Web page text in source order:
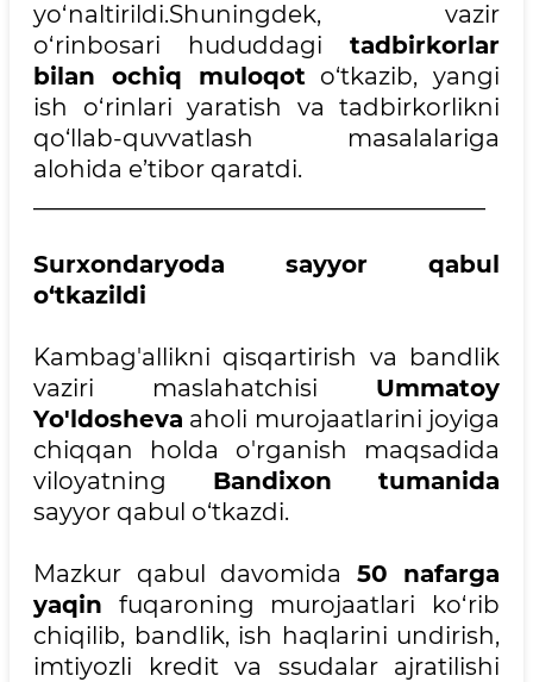
yo‘naltirildi.Shuningdek, vazir
o‘rinbosari hududdagi tadbirkorlar
bilan ochiq muloqoto‘tkazib, yangi
ish o‘rinlari yaratish va tadbirkorlikni
qo‘llab-quvvatlash masalalariga
alohida e’tibor qaratdi.
Surxondaryoda sayyor qabul
o‘tkazildi
Kambag'allikni qisqartirish va bandlik
vaziri maslahatchisi Ummatoy
Yo'ldosheva aholi murojaatlarini joyiga
chiqqan holda o'rganish maqsadida
viloyatning Bandixon tumanida
sayyor qabul o‘tkazdi.
Mazkur qabul davomida 50 nafarga
yaqin fuqaroning murojaatlari ko‘rib
chiqilib, bandlik, ish haqlarini undirish,
imtiyozli kredit va ssudalar ajratilishi